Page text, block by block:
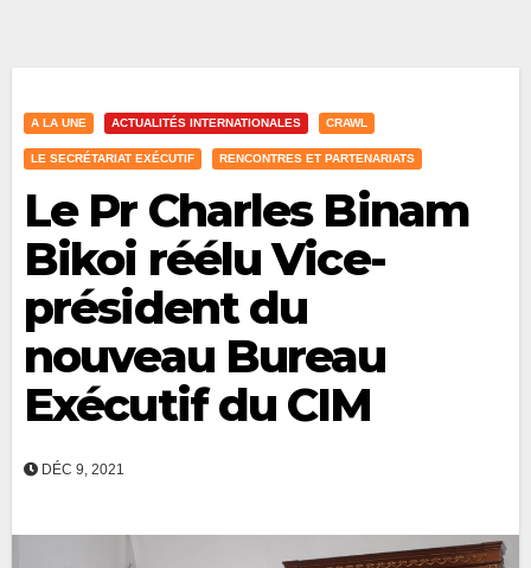
A LA UNE ACTUALITÉS INTERNATIONALES CRAWL
LE SECRÉTARIAT EXÉCUTIF RENCONTRES ET PARTENARIATS
Le Pr Charles Binam
Bikoi réélu Vice-
président du
nouveau Bureau
Exécutif du CIM
DÉC 9, 2021